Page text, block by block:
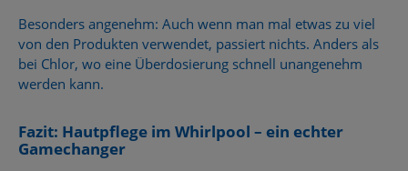
Besonders angenehm: Auch wenn man mal etwas zu viel
von den Produkten verwendet, passiert nichts. Anders als
bei Chlor, wo eine Überdosierung schnell unangenehm
werden kann.
Fazit: Hautpflege im Whirlpool – ein echter
Gamechanger